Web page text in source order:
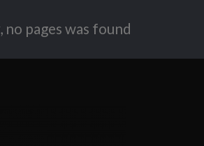
no pages was found